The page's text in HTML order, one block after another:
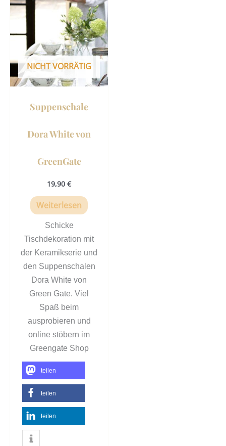
NICHT VORRÄTIG
Suppenschale
Dora White von
GreenGate
19,90 €
Weiterlesen
Schicke
Tischdekoration mit
der Keramikserie und
den Suppenschalen
Dora White von
Green Gate. Viel
Spaß beim
ausprobieren und
online stöbern im
Greengate Shop
teilen
teilen
teilen